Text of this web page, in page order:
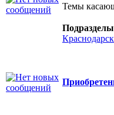
Темы
Подразделы